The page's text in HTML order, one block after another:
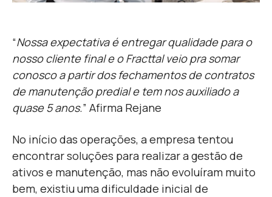
“Nossa expectativa é entregar qualidade para o
nosso cliente final e o Fracttal veio pra somar
conosco a partir dos fechamentos de contratos
de manutenção predial e tem nos auxiliado a
quase 5 anos.” Afirma Rejane
No início das operações, a empresa tentou
encontrar soluções para realizar a gestão de
ativos e manutenção, mas não evoluíram muito
bem, existiu uma dificuldade inicial de